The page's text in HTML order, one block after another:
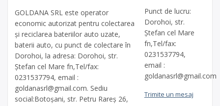
GOLDANA SRL este operator
economic autorizat pentru colectarea
și reciclarea bateriilor auto uzate,
baterii auto, cu punct de colectare în
Dorohoi, la adresa: Dorohoi, str.
Ștefan cel Mare fn,Tel/fax:
0231537794, email :
goldanasrl@gmail.com. Sediu
social:Botoșani, str. Petru Rareș 26,
Punct de lucru:
Dorohoi, str.
Ștefan cel Mare
fn,Tel/fax:
0231537794,
email :
goldanasrl@gmail.com
Trimite un mesaj